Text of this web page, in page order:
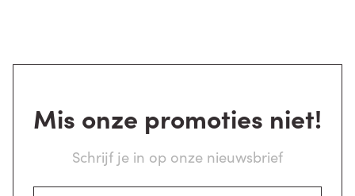
Mis onze promoties niet!
Schrijf je in op onze nieuwsbrief